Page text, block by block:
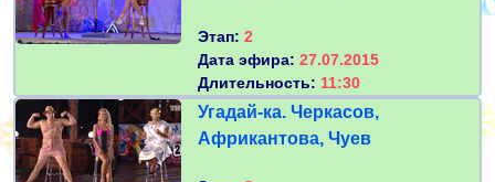
Этап: 2
Дата эфира: 27.07.2015
Длительность: 11:30
Угадай-ка. Черкасов,
Африкантова, Чуев